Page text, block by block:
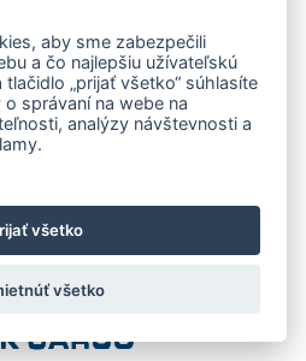
aby sme zabezpečili
a čo najlepšiu užívateľskú
„prijať všetko“ súhlasíte
správaní na webe na
analýzy návštevnosti a
všetko
všetko